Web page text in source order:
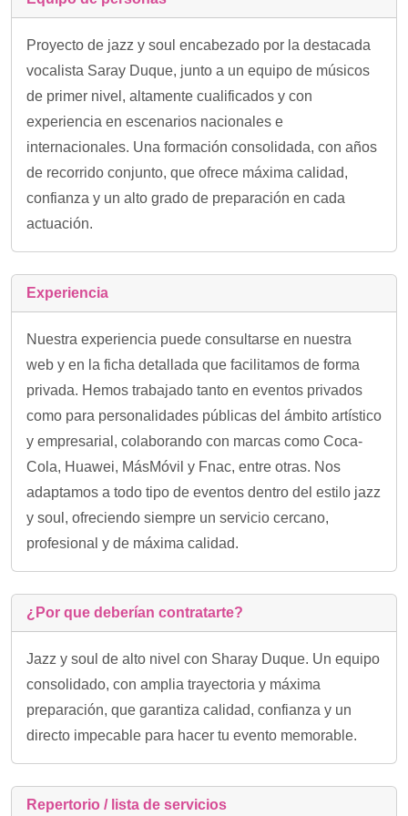
Proyecto de jazz y soul encabezado por la destacada
vocalista Saray Duque, junto a un equipo de músicos
de primer nivel, altamente cualificados y con
experiencia en escenarios nacionales e
internacionales. Una formación consolidada, con años
de recorrido conjunto, que ofrece máxima calidad,
confianza y un alto grado de preparación en cada
actuación.
Experiencia
Nuestra experiencia puede consultarse en nuestra
web y en la ficha detallada que facilitamos de forma
privada. Hemos trabajado tanto en eventos privados
como para personalidades públicas del ámbito artístico
y empresarial, colaborando con marcas como Coca-
Cola, Huawei, MásMóvil y Fnac, entre otras. Nos
adaptamos a todo tipo de eventos dentro del estilo jazz
y soul, ofreciendo siempre un servicio cercano,
profesional y de máxima calidad.
¿Por que deberían contratarte?
Jazz y soul de alto nivel con Sharay Duque. Un equipo
consolidado, con amplia trayectoria y máxima
preparación, que garantiza calidad, confianza y un
directo impecable para hacer tu evento memorable.
Repertorio / lista de servicios